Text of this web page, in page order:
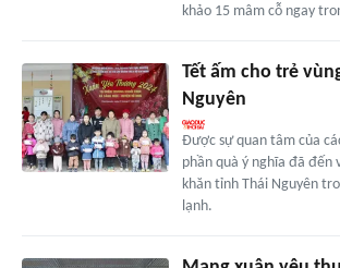
khảo 15 mâm cỗ ngay
Tết ấm cho trẻ
Nguyên
Được sự quan tâm của
phần quà ý nghĩa đã đến
khăn tỉnh Thái Nguyên
lạnh.